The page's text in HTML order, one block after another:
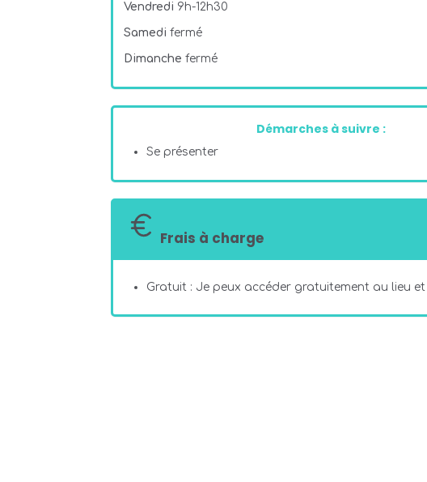
Vendredi 9h-12h30
Samedi fermé
Dimanche fermé
Démarches à suivre :
Se présenter
Frais à charge
Gratuit : Je peux accéder gratuitement au lieu et